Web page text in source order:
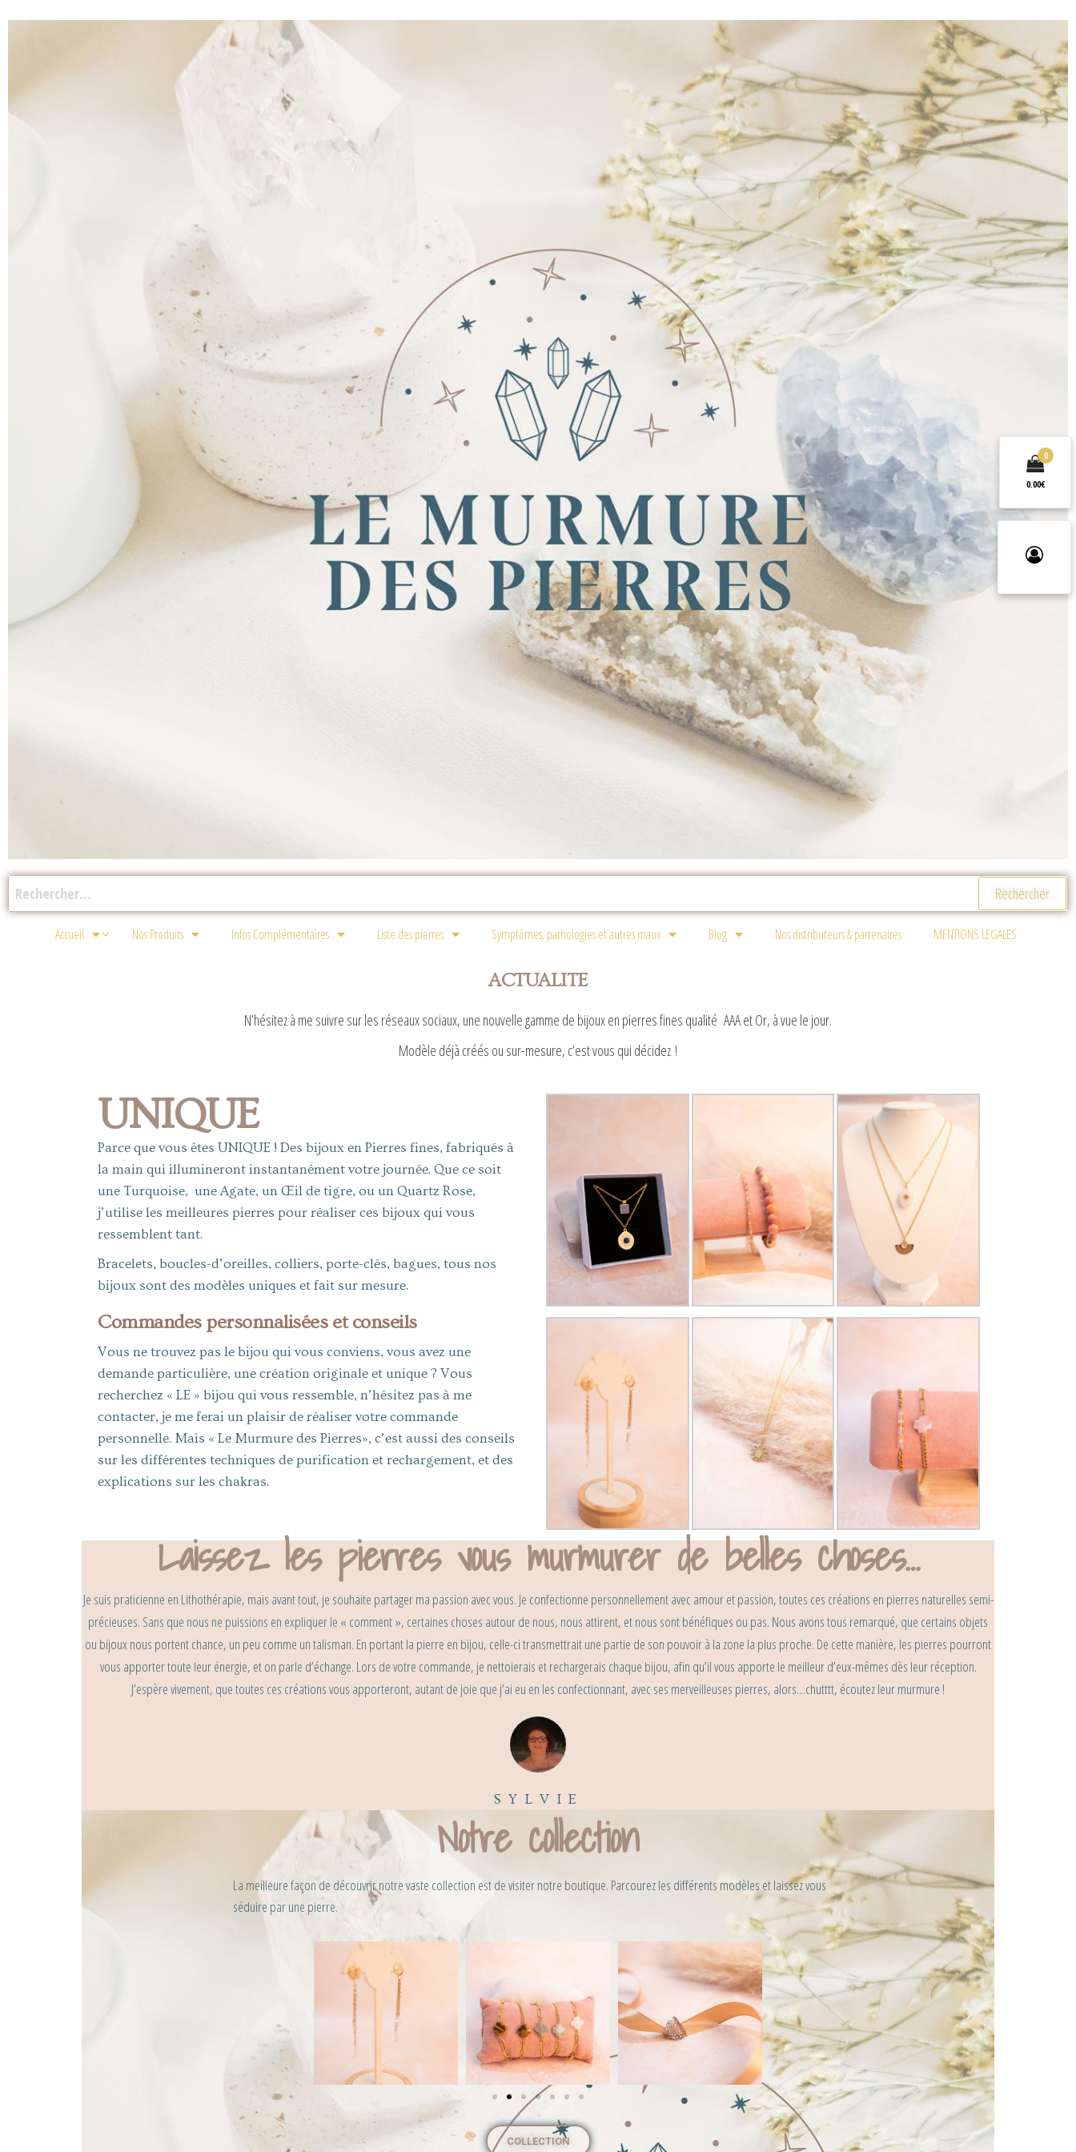
Accueil Nos Produits Infos Complémentaires Liste des pierres Symptômes, pathologies et autres maux Blog Nos distributeurs & partenaires MENTIONS LEGALES
ACTUALITE
N’hésitez à me suivre sur les réseaux sociaux, une nouvelle gamme de bijoux en pierres fines qualité AAA et Or, à vue le jour.
Modèle déjà créés ou sur-mesure, c’est vous qui décidez !
UNIQUE
Parce que vous êtes UNIQUE ! Des bijoux en Pierres fines, fabriqués à
la main qui illumineront instantanément votre journée. Que ce soit
une Turquoise, une Agate, un Œil de tigre, ou un Quartz Rose,
j’utilise les meilleures pierres pour réaliser ces bijoux qui vous
ressemblent tant.
Bracelets, boucles-d’oreilles, colliers, porte-clés, bagues, tous nos
bijoux sont des modèles uniques et fait sur mesure.
Commandes personnalisées et conseils
Vous ne trouvez pas le bijou qui vous conviens, vous avez une
demande particulière, une création originale et unique ? Vous
recherchez « LE » bijou qui vous ressemble, n’hésitez pas à me
contacter, je me ferai un plaisir de réaliser votre commande
personnelle. Mais « Le Murmure des Pierres», c’est aussi des conseils
sur les différentes techniques de purification et rechargement, et des
explications sur les chakras.
Laissez les pierres vous murmurer de belles choses…
Je suis praticienne en Lithothérapie, mais avant tout, je souhaite partager ma passion avec vous. Je confectionne personnellement avec amour et passion, toutes ces créations en pierres naturelles semi-
précieuses. Sans que nous ne puissions en expliquer le « comment », certaines choses autour de nous, nous attirent, et nous sont bénéfiques ou pas. Nous avons tous remarqué, que certains objets
ou bijoux nous portent chance, un peu comme un talisman. En portant la pierre en bijou, celle-ci transmettrait une partie de son pouvoir à la zone la plus proche. De cette manière, les pierres pourront
vous apporter toute leur énergie, et on parle d’échange. Lors de votre commande, je nettoierais et rechargerais chaque bijou, afin qu’il vous apporte le meilleur d’eux-mêmes dès leur réception.
J’espère vivement, que toutes ces créations vous apporteront, autant de joie que j’ai eu en les confectionnant, avec ses merveilleuses pierres, alors…chutttt, écoutez leur murmure !
SYLVIE
Notre collection
La meilleure façon de découvrir notre vaste collection est de visiter notre boutique. Parcourez les différents modèles et laissez vous
séduire par une pierre.
COLLECTION
0
0.00€